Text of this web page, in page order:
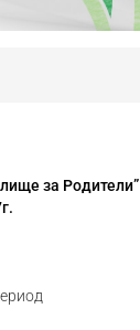
за Родители”